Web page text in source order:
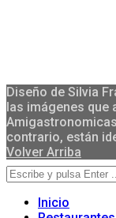
Diseño de Silvia
las imágenes que
contrario, están
Volver Arriba
Search
for:
Inicio